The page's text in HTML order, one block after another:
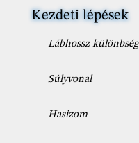
Kezdeti lépések
Lábhossz különbség
Súlyvonal
Hasizom